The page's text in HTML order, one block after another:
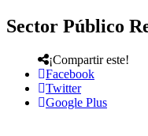
Sector Público
¡Compartir este!
Facebook
Twitter
Google Plus